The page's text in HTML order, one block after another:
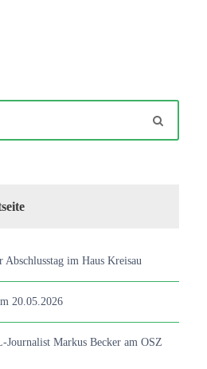
Abschlusstag im Haus Kreisau
20.05.2026
Journalist Markus Becker am OSZ